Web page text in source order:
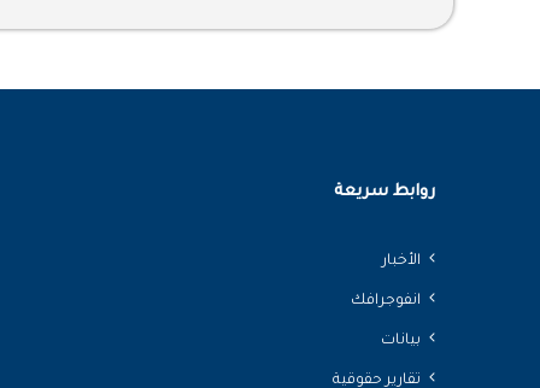
روابط سريعة
الأخبار
انفوجرافك
بيانات
تقارير حقوقية